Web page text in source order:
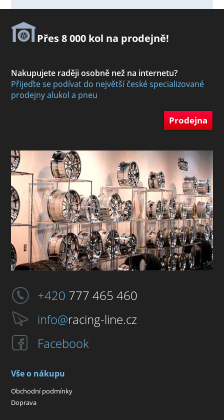
Přes 8 000 kol na prodejně!
Nakupujete raději osobně než na internetu?
Přijeďte se podívat do největší české specializované
prodejny alukol a pneu
Prodejna
+420 777 465 460
info@racing-line.cz
Facebook
Vše o nákupu
Obchodní podmínky
Doprava